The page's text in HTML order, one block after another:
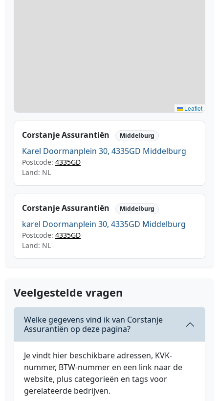
Leaflet
Corstanje Assurantiën Middelburg
Karel Doormanplein 30, 4335GD Middelburg
Postcode: 4335GD
Land: NL
Corstanje Assurantiën Middelburg
karel Doormanplein 30, 4335GD Middelburg
Postcode: 4335GD
Land: NL
Veelgestelde vragen
Welke gegevens vind ik van Corstanje
Assurantiën op deze pagina?
Je vindt hier beschikbare adressen, KVK-
nummer, BTW-nummer en een link naar de
website, plus categorieën en tags voor
gerelateerde bedrijven.